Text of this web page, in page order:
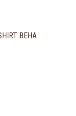
BEHA